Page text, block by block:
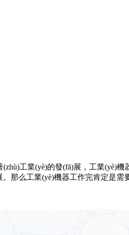
(zhù)工業(yè)的發(fā)展，工業
。那么工業(yè)機器工作完肯定是